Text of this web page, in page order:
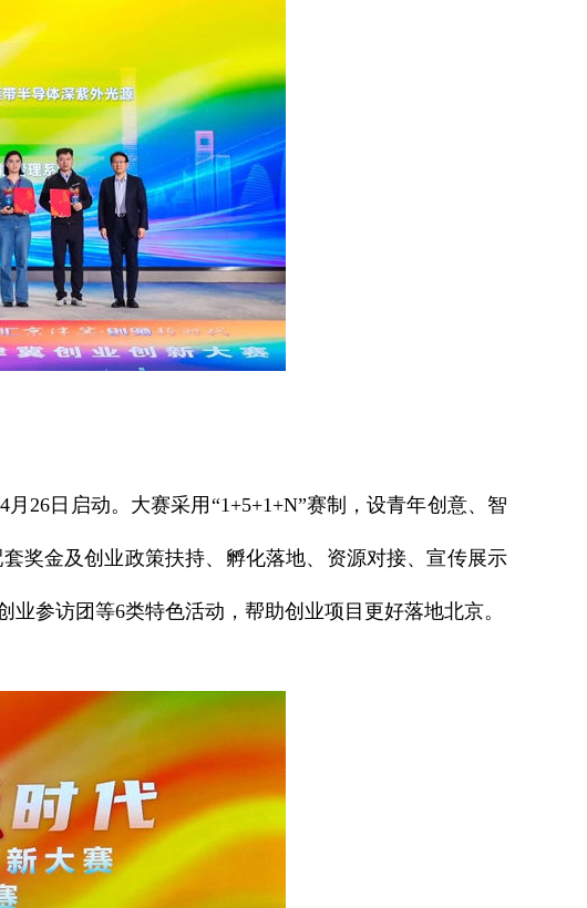
日启动。大赛采用“1+5+1+N”赛制，设青年创意、智
奖金及创业政策扶持、孵化落地、资源对接、宣传展示
参访团等6类特色活动，帮助创业项目更好落地北京。